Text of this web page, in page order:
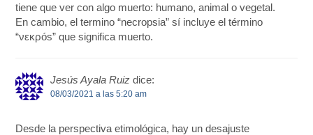
tiene que ver con algo muerto: humano, animal o vegetal.
En cambio, el termino “necropsia” sí incluye el término
“νεκρós” que significa muerto.
Jesús Ayala Ruiz dice:
08/03/2021 a las 5:20 am
Desde la perspectiva etimológica, hay un desajuste